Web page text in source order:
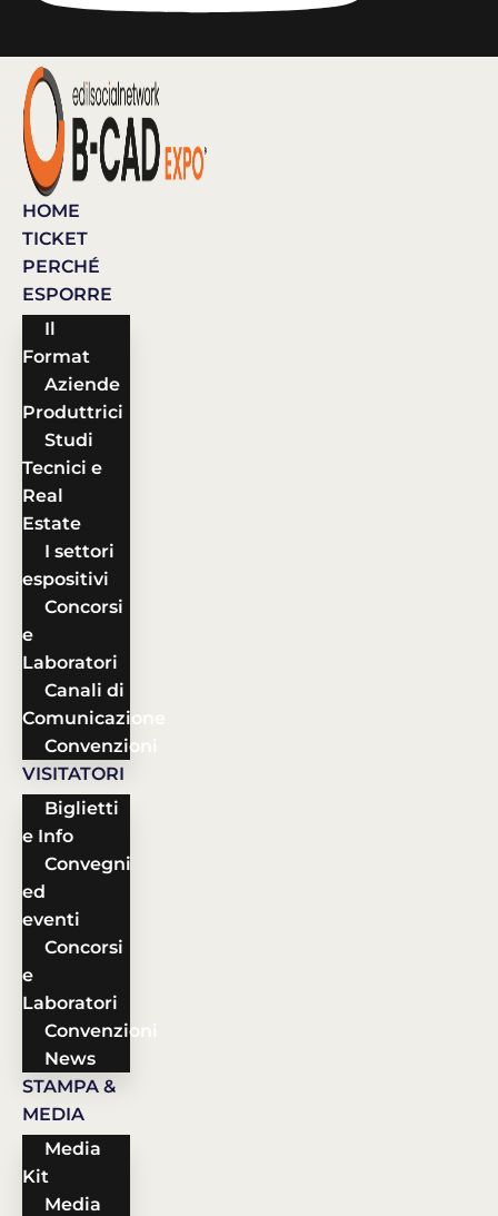
HOME
TICKET
PERCHÉ
ESPORRE
Il
Format
Aziende
Produttrici
Studi
Tecnici e
Real
Estate
I settori
espositivi
Concorsi
e
Laboratori
Canali di
Comunicazione
Convenzioni
VISITATORI
Biglietti
e Info
Convegni
ed
eventi
Concorsi
e
Laboratori
Convenzioni
News
STAMPA &
MEDIA
Media
Kit
Media